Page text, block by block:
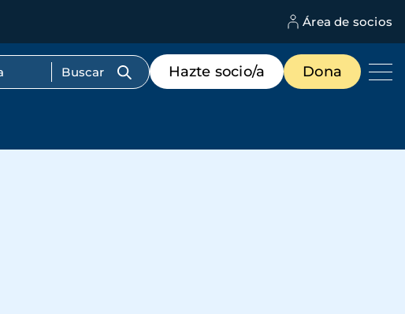
Área de socios
Menú
de
destacados
Hazte socio/a Dona